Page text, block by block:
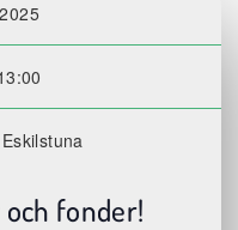
fonder!